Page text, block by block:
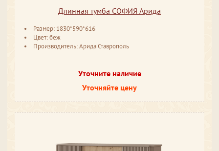
Длинная тумба СОФИЯ Арида
Размер: 1830*590*616
Цвет: беж
Производитель: Арида Ставрополь
Уточните наличие
Уточняйте цену